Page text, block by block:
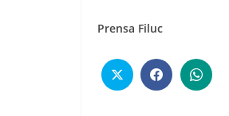
Prensa Filuc